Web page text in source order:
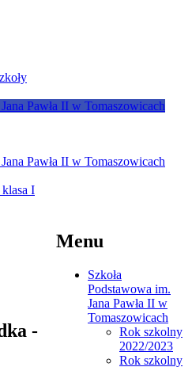
Pawła II w Tomaszowicach
Pawła II w Tomaszowicach
I
-
Menu
Szkoła
Podstawowa im.
Jana Pawła II w
Tomaszowicach
Rok szkolny
2022/2023
Rok szkolny